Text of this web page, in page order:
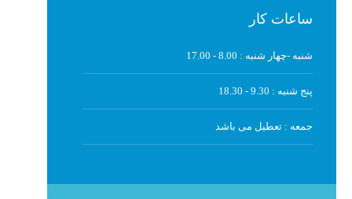
ساعات کار
شنبه -چهار شنبه : 8.00 - 17.00
پنج شنبه : 9.30 - 18.30
جمعه : تعطیل می باشد